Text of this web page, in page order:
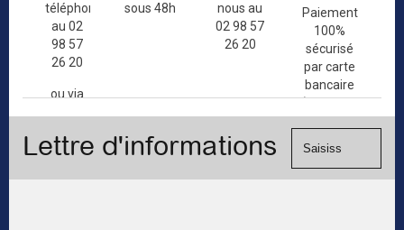
téléphone
au 02
98 57
26 20
ou via
de
sous 48h
nous au
02 98 57
26 20
Paiement
100%
sécurisé
par carte
bancaire
(Mastercard,
Visa, ...) et
Lettre d'informations